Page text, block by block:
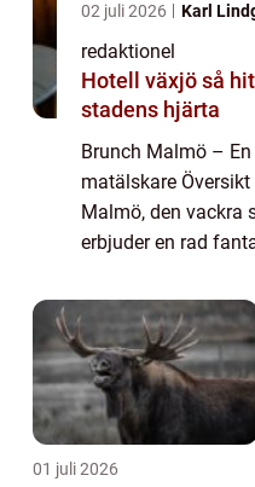
02 juli 2026 Karl
redaktionel
Hotell växjö så hittar du rätt boende i
stadens hjärta
Brunch Malmö –
matälskare
Malmö, den vackra
erbjuder en rad
de många livliga
staden...
01 juli 2026